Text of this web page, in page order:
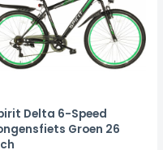
Delta 6-Speed
Groen 26